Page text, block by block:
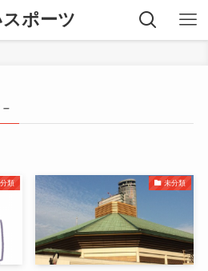
ポーツ
–
類 未分類